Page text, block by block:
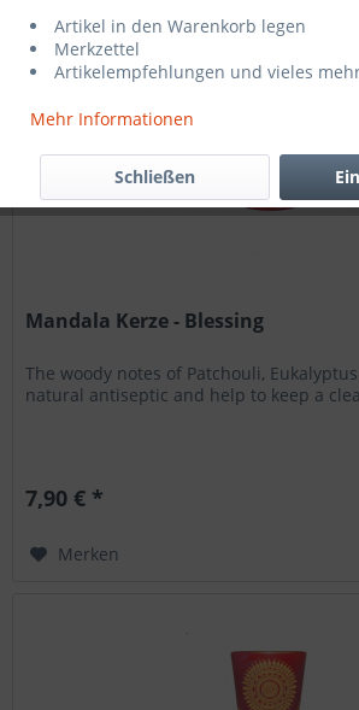
Mandala Kerze - Blessing
The woody notes of Patchouli,
natural antiseptic and help to keep a
7,90 € *
Merken
Artikel in den Warenkorb legen
Merkzettel
Artikelempfehlungen und vieles
Mehr Informationen
Schließen